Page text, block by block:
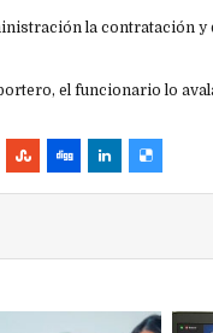
la contratación y
el funcionario lo